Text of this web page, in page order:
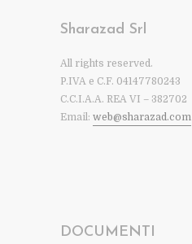
Sharazad Srl
All rights reserved.
P.IVA e C.F. 04147780243
C.C.I.A.A. REA VI – 382702
Email: web@sharazad.com
DOCUMENTI